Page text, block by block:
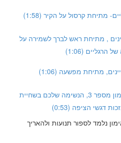
, מתיחת ראש לברך לשמירה על
(1:06)
3.8- טיפ שבועי באימון מספר 3, הנשימה שלכם בשחיית
דגשי הציפה (0:53)
באימון נלמד לספור תנועות ולהאריך